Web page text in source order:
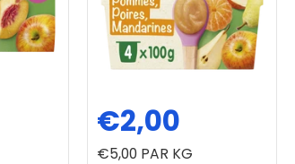
€2,00
€5,00 PAR KG